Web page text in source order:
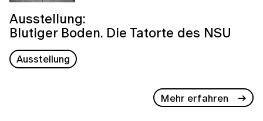
Ausstellung:
Blutiger Boden. Die Tatorte des NSU
Ausstellung
Mehr erfahren